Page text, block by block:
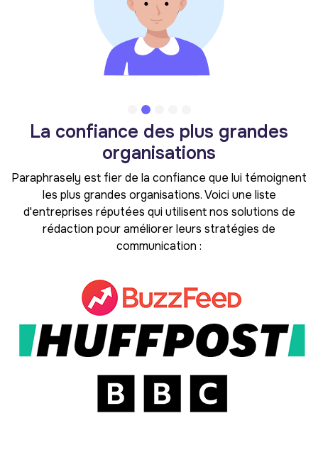
La confiance des plus grandes
organisations
Paraphrasely est fier de la confiance que lui témoignent
les plus grandes organisations. Voici une liste
d'entreprises réputées qui utilisent nos solutions de
rédaction pour améliorer leurs stratégies de
communication :